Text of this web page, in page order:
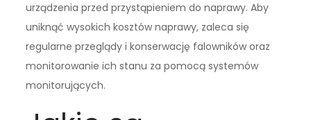
urządzenia przed przystąpieniem do naprawy. Aby
uniknąć wysokich kosztów naprawy, zaleca się
regularne przeglądy i konserwację falowników oraz
monitorowanie ich stanu za pomocą systemów
monitorujących.